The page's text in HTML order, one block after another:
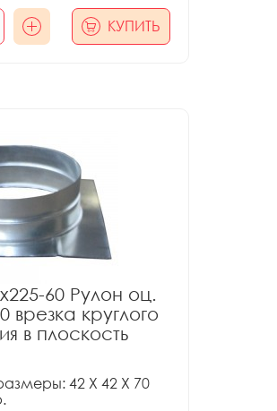
КУПИТЬ
60 Рулон оц.
врезка круглого
в плоскость
42 X 42 X 70